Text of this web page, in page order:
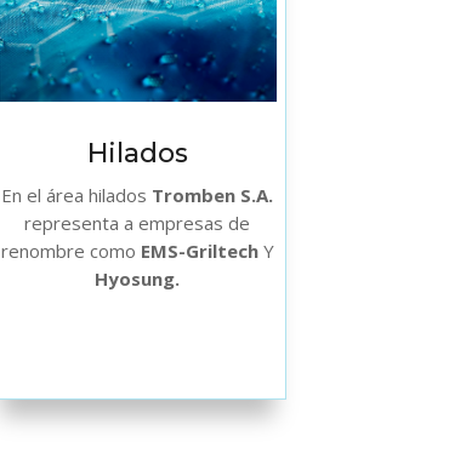
Hilados
En el área hilados Tromben S.A.
representa a empresas de
renombre como EMS-GriltechY
Hyosung.